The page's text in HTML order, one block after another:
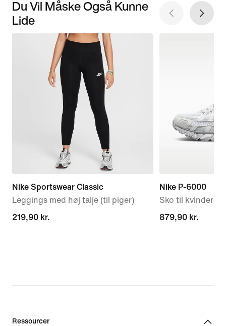
Du Vil Måske Også Kunne
Lide
Nike Sportswear Classic
Leggings med høj talje (til piger)
219,90 kr.
219,90 kr.
Nike P-6000
Sko til kvinder
879,90 kr.
879,90 kr.
Ressourcer